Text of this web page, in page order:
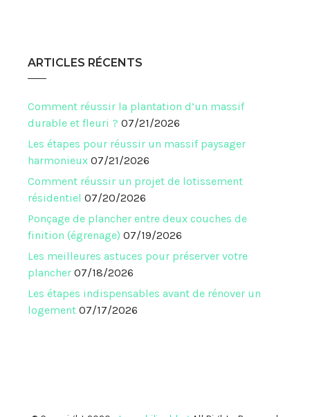
ARTICLES RÉCENTS
Comment réussir la plantation d’un massif
durable et fleuri ? 07/21/2026
Les étapes pour réussir un massif paysager
harmonieux 07/21/2026
Comment réussir un projet de lotissement
résidentiel 07/20/2026
Ponçage de plancher entre deux couches de
finition (égrenage) 07/19/2026
Les meilleures astuces pour préserver votre
plancher 07/18/2026
Les étapes indispensables avant de rénover un
logement 07/17/2026